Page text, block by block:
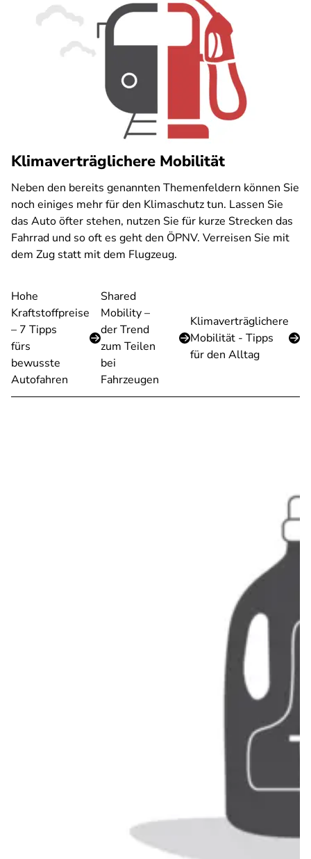
Klimaverträglichere Mobilität
Neben den bereits genannten Themenfeldern können Sie
noch einiges mehr für den Klimaschutz tun. Lassen Sie
das Auto öfter stehen, nutzen Sie für kurze Strecken das
Fahrrad und so oft es geht den ÖPNV. Verreisen Sie mit
dem Zug statt mit dem Flugzeug.
Hohe
Kraftstoffpreise
– 7 Tipps
fürs
bewusste
Autofahren
Shared
Mobility –
der Trend
zum Teilen
bei
Fahrzeugen
Klimaverträglichere
Mobilität - Tipps
für den Alltag